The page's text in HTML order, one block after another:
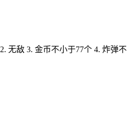
无敌 3. 金币不小于77个 4. 炸弹不